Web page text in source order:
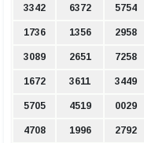
3342 6372 5754
1736 1356 2958
3089 2651 7258
1672 3611 3449
5705 4519 0029
4708 1996 2792